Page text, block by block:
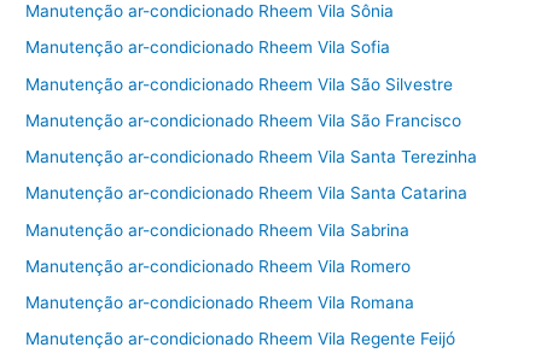
Manutenção ar-condicionado Rheem Vila Sônia
Manutenção ar-condicionado Rheem Vila Sofia
Manutenção ar-condicionado Rheem Vila São Silvestre
Manutenção ar-condicionado Rheem Vila São Francisco
Manutenção ar-condicionado Rheem Vila Santa Terezinha
Manutenção ar-condicionado Rheem Vila Santa Catarina
Manutenção ar-condicionado Rheem Vila Sabrina
Manutenção ar-condicionado Rheem Vila Romero
Manutenção ar-condicionado Rheem Vila Romana
Manutenção ar-condicionado Rheem Vila Regente Feijó